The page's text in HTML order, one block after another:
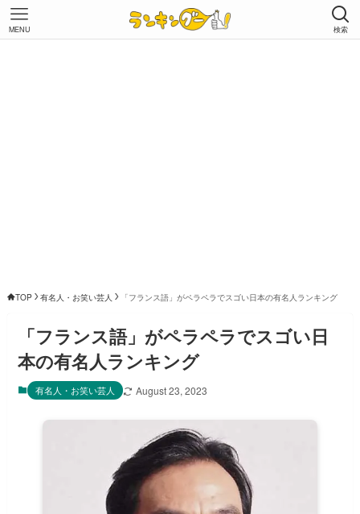
検索
MENU
TOP 有名人・お笑い芸人 「フランス語」がペラペラでスゴい日本の有名人ランキング
「フランス語」がペラペラでスゴい日
本の有名人ランキング
有名人・お笑い芸人 August 23, 2023